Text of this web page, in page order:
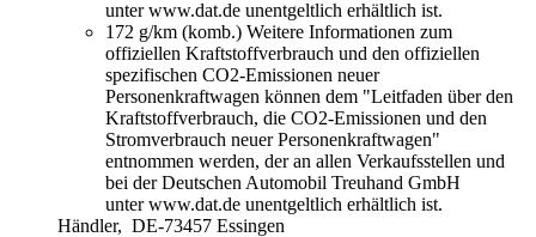
unter www.dat.de unentgeltlich erhältlich ist.
172 g/km (komb.) Weitere Informationen zum
offiziellen Kraftstoffverbrauch und den offiziellen
spezifischen CO2-Emissionen neuer
Personenkraftwagen können dem "Leitfaden über den
Kraftstoffverbrauch, die CO2-Emissionen und den
Stromverbrauch neuer Personenkraftwagen"
entnommen werden, der an allen Verkaufsstellen und
bei der Deutschen Automobil Treuhand GmbH
unter www.dat.de unentgeltlich erhältlich ist.
Händler, DE-73457 Essingen